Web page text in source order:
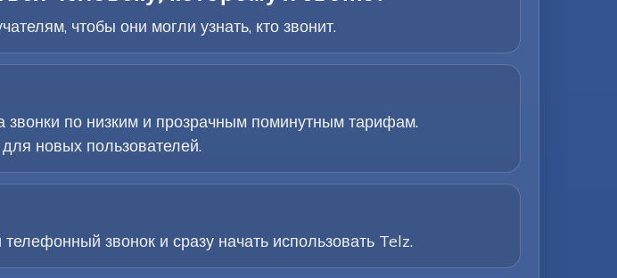
чтобы они могли узнать, кто звонит.
звонки по низким и прозрачным поминутным тарифам.
новых пользователей.
звонок и сразу начать использовать Telz.